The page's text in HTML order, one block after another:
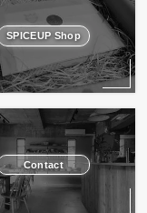
SPICEUP Shop
Contact